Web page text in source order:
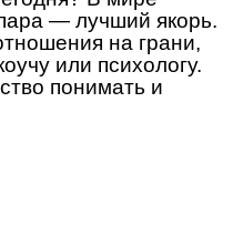
— лучший якорь.
на грани,
или психологу.
понимать и